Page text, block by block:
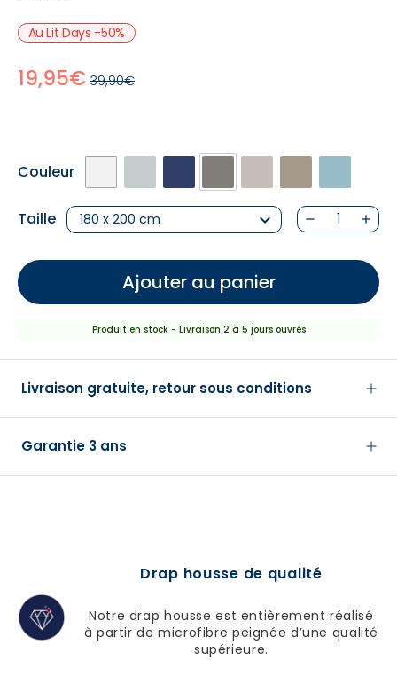
Au Lit Days -50%
19,95€ 39,90€
Couleur
Taille 180 x 200 cm keyboard_arrow_down remove add
Produit en stock - Livraison 2 à 5 jours ouvrés
Ajouter au panier
Livraison gratuite, retour sous conditions
Garantie 3 ans
Drap housse de qualité
Notre drap housse est entièrement réalisé
à partir de microfibre peignée d’une qualité
supérieure.